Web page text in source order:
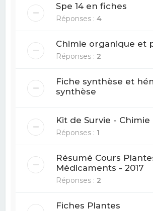
Spe 14 en fiches
Réponses :4
Chimie organique et
Réponses : 2
Fiche synthèse et
synthèse
Kit de Survie -
Réponses : 1
Résumé Cours
Médicaments - 2017
Réponses : 2
Fiches Plantes